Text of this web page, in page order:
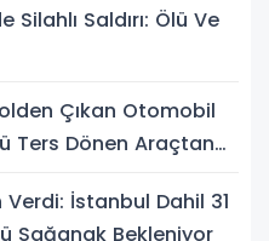
Saldırı: Ölü Ve
Çıkan Otomobil
Ters Dönen Araçtan
İstanbul Dahil 31
Sağanak Bekleniyor